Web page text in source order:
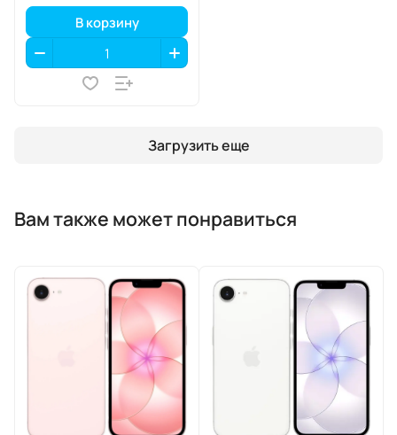
В корзину
Загрузить еще
Вам также может понравиться